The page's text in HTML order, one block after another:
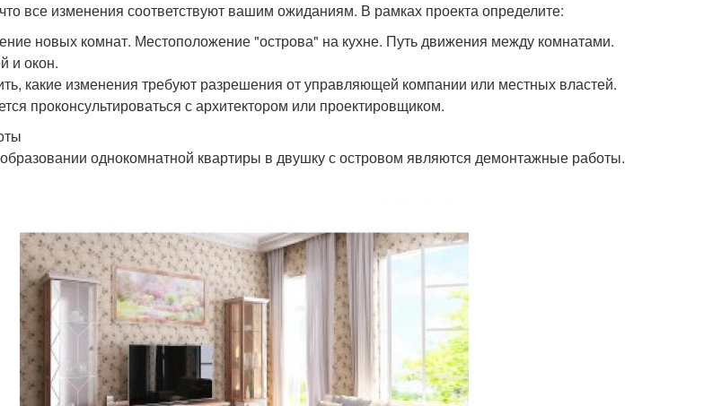
все изменения соответствуют вашим ожиданиям. В рамках проекта определите:
новых комнат. Местоположение "острова" на кухне. Путь движения между комнатами.
и окон.
какие изменения требуют разрешения от управляющей компании или местных властей.
проконсультироваться с архитектором или проектировщиком.
однокомнатной квартиры в двушку с островом являются демонтажные работы.